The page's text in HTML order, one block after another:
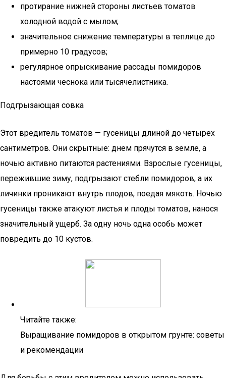
протирание нижней стороны листьев томатов
холодной водой с мылом;
значительное снижение температуры в теплице до
примерно 10 градусов;
регулярное опрыскивание рассады помидоров
настоями чеснока или тысячелистника.
Подгрызающая совка
Этот вредитель томатов — гусеницы длиной до четырех
сантиметров. Они скрытные: днем прячутся в земле, а
ночью активно питаются растениями. Взрослые гусеницы,
пережившие зиму, подгрызают стебли помидоров, а их
личинки проникают внутрь плодов, поедая мякоть. Ночью
гусеницы также атакуют листья и плоды томатов, нанося
значительный ущерб. За одну ночь одна особь может
повредить до 10 кустов.
Читайте также:
Выращивание помидоров в открытом грунте: советы
и рекомендации